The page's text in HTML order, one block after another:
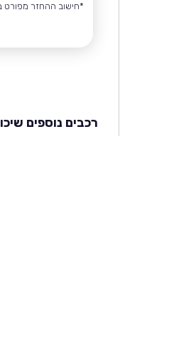
*חישוב ההחזר מפורט
רכבים נוספים